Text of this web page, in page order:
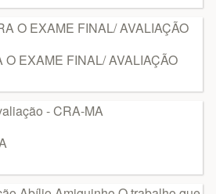
EXAME FINAL/ AVALIAÇÃO